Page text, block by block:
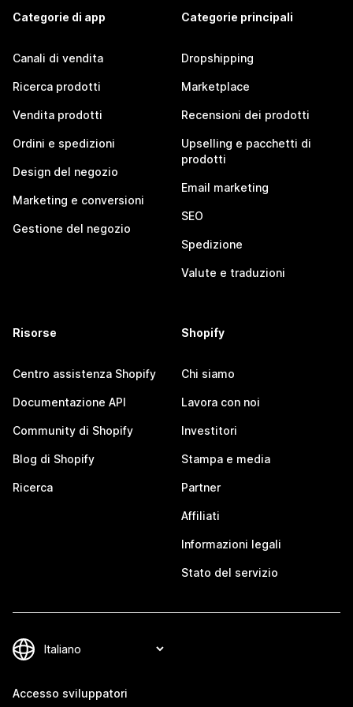
Categorie di app
Canali di vendita
Ricerca prodotti
Vendita prodotti
Ordini e spedizioni
Design del negozio
Marketing e conversioni
Gestione del negozio
Categorie principali
Dropshipping
Marketplace
Recensioni dei prodotti
Upselling e pacchetti di
prodotti
Email marketing
SEO
Spedizione
Valute e traduzioni
Risorse
Centro assistenza Shopify
Documentazione API
Community di Shopify
Blog di Shopify
Ricerca
Shopify
Chi siamo
Lavora con noi
Investitori
Stampa e media
Partner
Affiliati
Informazioni legali
Stato del servizio
Accesso sviluppatori